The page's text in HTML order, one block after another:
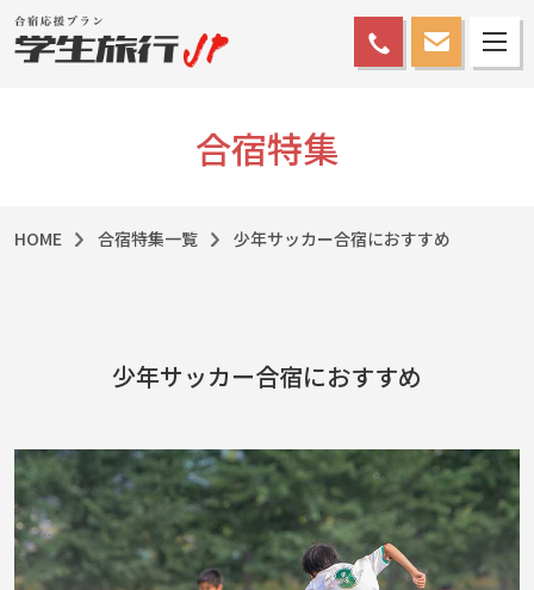
合宿特集
HOME 合宿特集一覧 少年サッカー合宿におすすめ
少年サッカー合宿におすすめ